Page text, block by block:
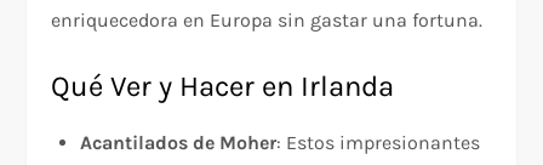
enriquecedora en Europa sin gastar una fortuna.
Qué Ver y Hacer en Irlanda
Acantilados de Moher: Estos impresionantes